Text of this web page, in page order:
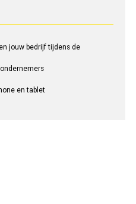
jouw bedrijf tijdens de
en tablet